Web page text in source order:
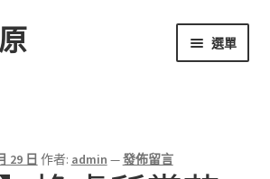
選單
29 日 作者: admin —發佈留言